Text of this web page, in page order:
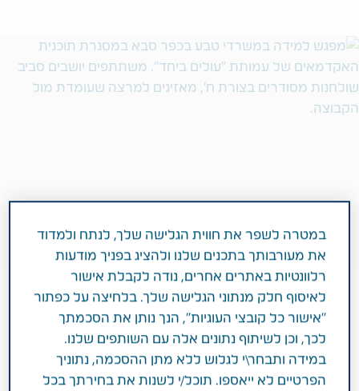
מרץ 06, 2025
חדשות
במטרה לשפר את חווית הגלישה שלך, לנתח ולמדוד
את מעורבותך בתכנים שלנו ולהציג בפניך מודעות
רלוונטיות באתרים אחרים, נודה לקבלת אישור
לאיסוף חלק מנתוני הגלישה שלך. בלחיצה על כפתור
"אישור כל קובצי העוגיות", הנך נותן את הסכמתך
לכך, וכן לשיתוף נתונים אלה עם השותפים שלנו.
במידה ותבחר\י לגלוש ללא מתן ההסכמה, נתוניך
הפרטיים לא ייאספו. תוכל/י לשנות את בחירתך בכל